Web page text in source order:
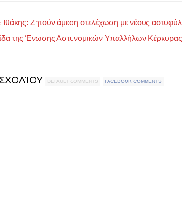
Ζητούν άμεση στελέχωση με νέους
της Ένωσης Αστυνομικών Υπαλλήλων
DEFAULT COMMENTS FACEBOOK COMMENTS